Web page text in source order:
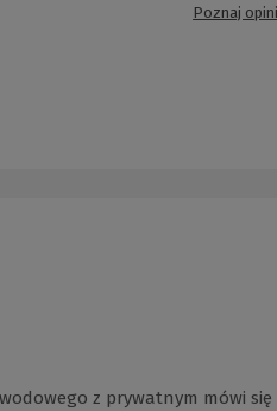
Poznaj
z prywatnym mówi się